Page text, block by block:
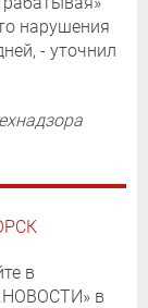
нарушения
- уточнил
в
в